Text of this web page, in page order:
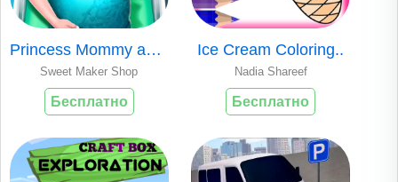
Princess Mommy and..
Sweet Maker Shop
Бесплатно
Ice Cream Coloring..
Nadia Shareef
Бесплатно